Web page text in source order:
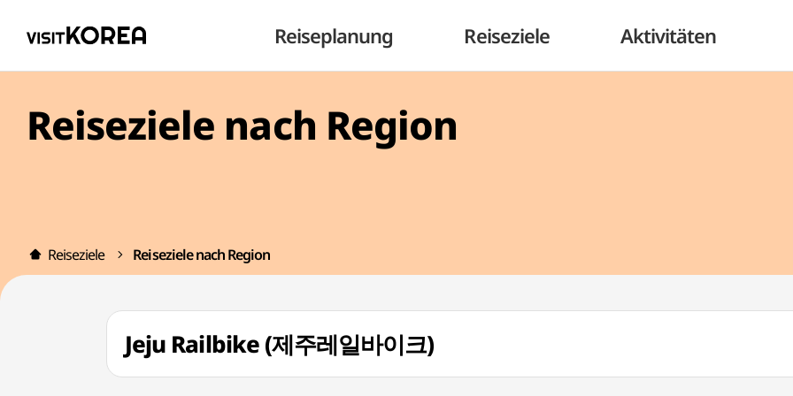
Reiseplanung Reiseziele Aktivitäten
Reiseziele nach Region
Reiseziele Reiseziele nach Region
Jeju Railbike (제주레일바이크)